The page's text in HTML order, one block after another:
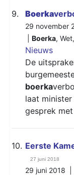
9. Boerka
29 november
Boerka, Wet,
Nieuws
De
boerka
laat
gesprek
10. Eerste
27 juni 2018
29 juni 2018 |